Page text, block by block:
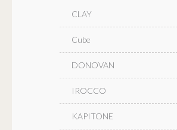
CLAY
Cube
DONOVAN
IROCCO
KAPITONE